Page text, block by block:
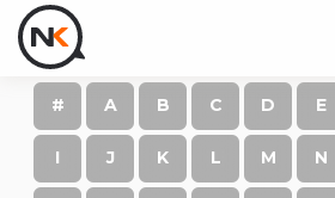
# A B C D E
I J K L M N